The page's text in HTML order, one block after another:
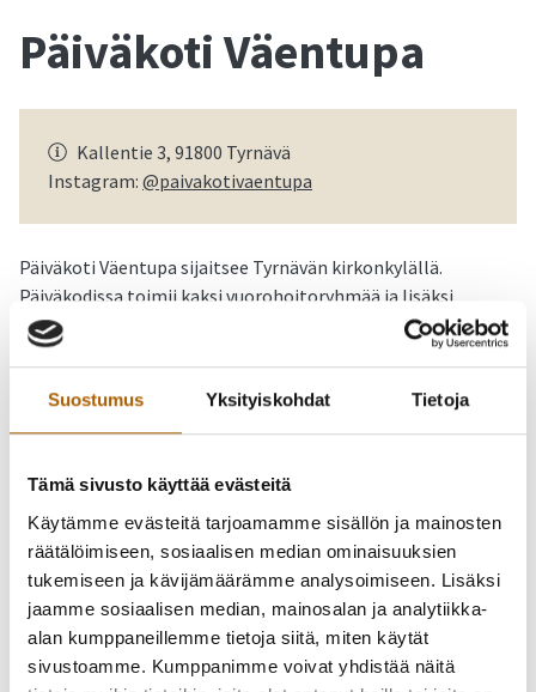
Suostumus Yksityiskohdat Tietoja
Tämä sivusto käyttää evästeitä
Käytämme evästeitä tarjoamamme sisällön ja mainosten
räätälöimiseen, sosiaalisen median ominaisuuksien
tukemiseen ja kävijämäärämme analysoimiseen. Lisäksi
jaamme sosiaalisen median, mainosalan ja analytiikka-
alan kumppaneillemme tietoja siitä, miten käytät
sivustoamme. Kumppanimme voivat yhdistää näitä
-Päiväkoti Väentupa
Kallentie 3, 91800 Tyrnävä
Instagram: @paivakotivaentupa
Päiväkoti Väentupa sijaitsee Tyrnävän kirkonkylällä.
Päiväkodissa toimii kaksi vuorohoitoryhmää ja lisäksi
ryhmäperhepäivähoidon ryhmä.
edistäminen, pienryhmätoiminnan toteuttaminen sekä
viikoittaiset Metsämörri-retket. Päiväkodissamme korostuu
pedagogisesti monipuolista ja vaihtelevaa myös ilta- ja
viikonloppuhoidossa olevilla lapsilla.
Vuorohoitoa järjestetään iltaisin, öisin, viikonloppuisin sekä
arki- ja juhlapyhinä. Vuorohoitoa tarjotaan vanhempien
työstä tai opiskelusta johtuvaan tarpeeseen.